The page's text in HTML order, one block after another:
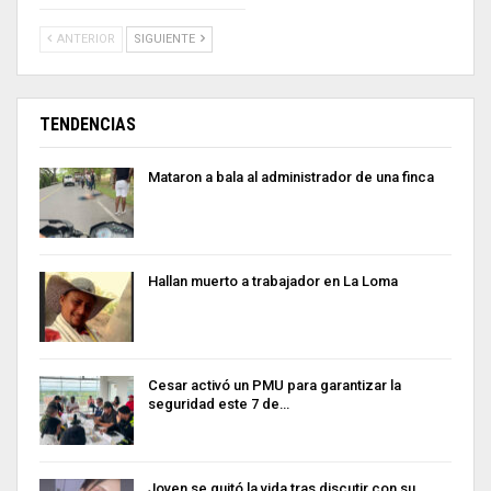
ANTERIOR SIGUIENTE
TENDENCIAS
Mataron a bala al administrador de una finca
Hallan muerto a trabajador en La Loma
Cesar activó un PMU para garantizar la
seguridad este 7 de…